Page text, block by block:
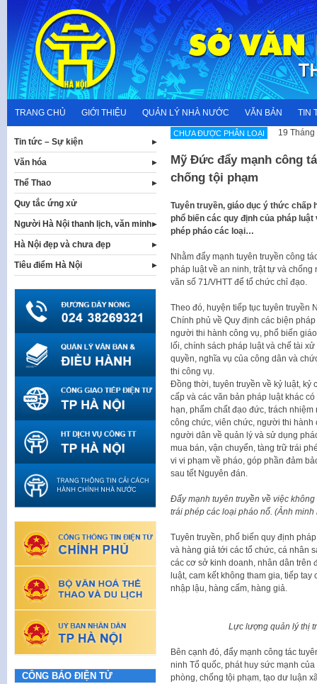
content
TRANG CHỦ GIỚI THIỆU QUẢN LÝ NHÀ NƯỚC VĂN BẢN TIN
CHƯA ĐƯỢC PHÂN LOẠI 19
Mỹ Đức đẩy mạnh công
chống tội phạm
Tuyên truyền, giáo dục ý thức chấp
phổ biến các quy định của pháp
phép pháo các loại…
Nhằm đẩy mạnh tuyên truyền công
pháp luật về an ninh, trật tự và
văn số 71/VHTT để tổ chức chỉ đạo.
Theo đó, huyện tiếp tục tuyên truyền
Chính phủ về Quy định các biện
người thi hành công vụ, phổ biến
lối, chính sách pháp luật và chế tài
quyền, nghĩa vụ của công dân và
thi công vụ.
Đồng thời, tuyên truyền về kỷ luật,
cấp và các văn bản pháp luật khác
hạn, phẩm chất đạo đức, trách
công chức, viên chức, người thi hành
người dân về quản lý và sử dụng
mua bán, vận chuyển, tàng trữ trái
vi vi phạm về pháo, góp phần đảm
sau tết Nguyên đán.
Đẩy mạnh tuyên truyền về việc
trái phép các loại pháo nổ. (Ảnh minh
Tuyên truyền, phổ biến quy định
và hàng giả tới các tổ chức, cá nhân
các cơ sở kinh doanh, nhân dân trên
luật, cam kết không tham gia, tiếp
nhập lậu, hàng cấm, hàng giả.
Lực lượng quản lý thị
Bên cạnh đó, đẩy mạnh công tác
ninh Tổ quốc, phát huy sức mạnh
phòng, chống tội phạm, tạo dư luận
Tin tức – Sự kiện
Văn hóa
Thể Thao
Quy tắc ứng xử
Người Hà Nội thanh lịch, văn minh
Hà Nội đẹp và chưa đẹp
Tiêu điểm Hà Nội
CÔNG BÁO ĐIỆN TỬ